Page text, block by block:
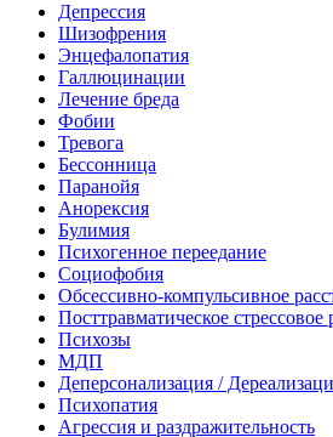
Депрессия
Шизофрения
Энцефалопатия
Галлюцинации
Лечение бреда
Фобии
Тревога
Бессонница
Паранойя
Анорексия
Булимия
Психогенное переедание
Социофобия
Обсессивно-компульсивное
Посттравматическое стрессовое
Психозы
МДП
Деперсонализация /
Психопатия
Агрессия и раздражительность